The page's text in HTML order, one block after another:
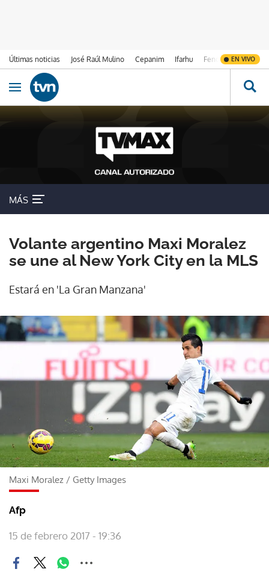
Últimas noticias José Raúl Mulino Cepanim Ifarhu Fenómeno de El
EN VIVO
Ir al contenido
Obrir navegació
MÁS
Volante argentino Maxi Moralez
se une al New York City en la MLS
Estará en 'La Gran Manzana'
Maxi Moralez / Getty Images
Afp
15 de febrero 2017 - 19:36